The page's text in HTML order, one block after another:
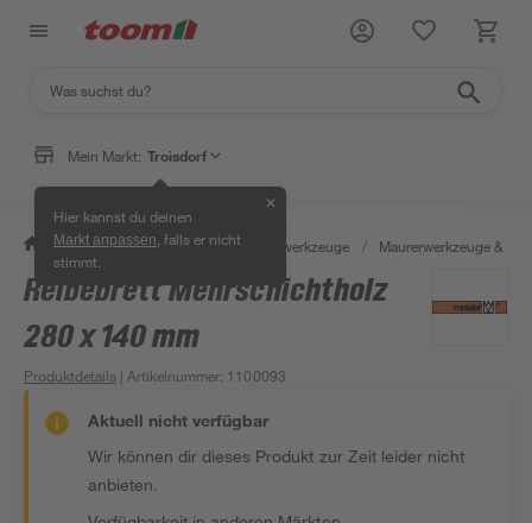
Mein Markt: Troisdorf
Hier kannst du deinen
Markt anpassen , falls er nicht
stimmt.
✕
/ Werkstatt & Maschinen / Handwerkzeuge / Maurerwerkzeuge &
Reibebrett Mehrschichtholz
280 x 140 mm
Produktdetails | Artikelnummer: 1100093
Aktuell nicht verfügbar
Wir können dir dieses Produkt zur Zeit leider nicht
anbieten.